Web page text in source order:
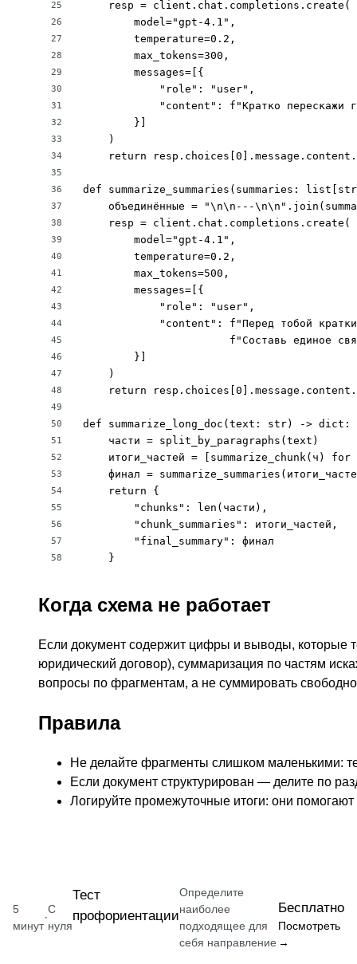
25
26
27
28
29
30
31
32
33
34
35
36
37
38
39
40
41
42
43
44
45
46
47
48
49
50
51
52
53
54
55
56
57
58
    resp = client.chat.completions.create(
        model="gpt-4.1",
        temperature=0.2,
        max_tokens=300,
        messages=[{
            "role": "user",
"content": f"Кратко перескажи
        }]
    )
return
def summarize_summaries(summaries:
объединённые = "\n\n---
    resp = client.chat.completions.create(
        model="gpt-4.1",
        temperature=0.2,
        max_tokens=500,
        messages=[{
            "role": "user",
"content": f"Перед тобой
f"Составь единое
        }]
    )
return
def summarize_long_doc(text: str) -> dict:
    части = split_by_paragraphs(text)
итоги_частей = [summarize_chunk(ч) for
финал =
    return {
        "chunks": len(части),
        "chunk_summaries": итоги_частей,
        "final_summary": финал
    }
Когда схема не работает
Если документ содержит цифры и выводы, которые
юридический договор), суммаризация по частям
вопросы по фрагментам, а не суммировать
Правила
Не делайте фрагменты слишком маленькими:
Если документ структурирован — делите по
Логируйте промежуточные итоги: они помогают
5
минут
·
С
нуля
Тест
профориентации
Определите
наиболее
подходящее для
себя направление
Бесплатно
Посмотреть
→